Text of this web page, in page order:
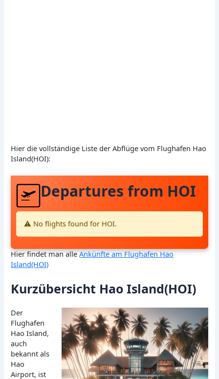
Hier die vollständige Liste der Abflüge vom Flughafen Hao
Island(HOI):
Departures from HOI
⚠️ No flights found for HOI.
Hier findet man alleAnkünfte am Flughafen Hao
Island(HOI)
Kurzübersicht Hao Island(HOI)
Der
Flughafen
Hao Island,
auch
bekannt als
Hao
Airport, ist